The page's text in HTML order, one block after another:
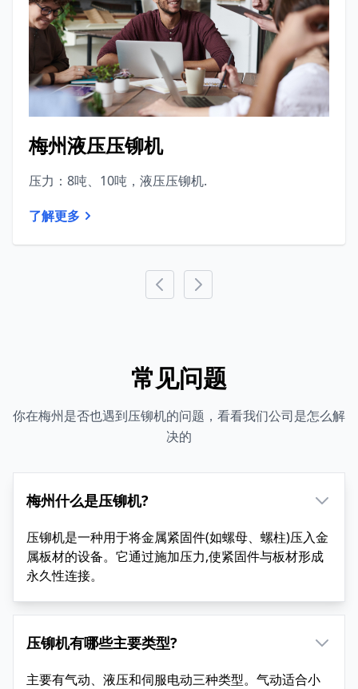
梅州液压压铆机
压力：8吨、10吨，液压压铆机.
了解更多
常见问题
你在梅州是否也遇到压铆机的问题，看看我们公司是怎么解
决的
梅州什么是压铆机?
压铆机是一种用于将金属紧固件(如螺母、螺柱)压入金
属板材的设备。它通过施加压力,使紧固件与板材形成
永久性连接。
压铆机有哪些主要类型?
主要有气动、液压和伺服电动三种类型。气动适合小